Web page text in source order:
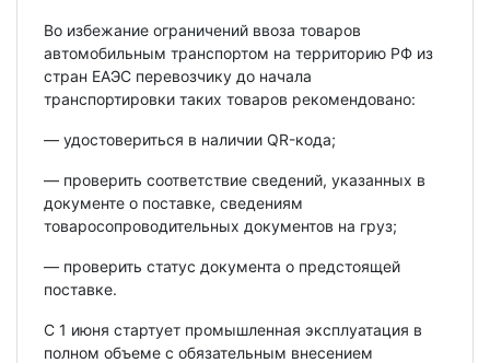
Во избежание ограничений ввоза товаров
автомобильным транспортом на территорию РФ из
стран ЕАЭС перевозчику до начала
транспортировки таких товаров рекомендовано:
— удостовериться в наличии QR-кода;
— проверить соответствие сведений, указанных в
документе о поставке, сведениям
товаросопроводительных документов на груз;
— проверить статус документа о предстоящей
поставке.
С 1 июня стартует промышленная эксплуатация в
полном объеме с обязательным внесением